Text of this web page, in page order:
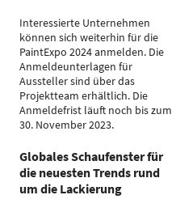
Interessierte Unternehmen
können sich weiterhin für die
PaintExpo 2024 anmelden. Die
Anmeldeunterlagen für
Aussteller sind über das
Projektteam erhältlich. Die
Anmeldefrist läuft noch bis zum
30. November 2023.
Globales Schaufenster für
die neuesten Trends rund
um die Lackierung